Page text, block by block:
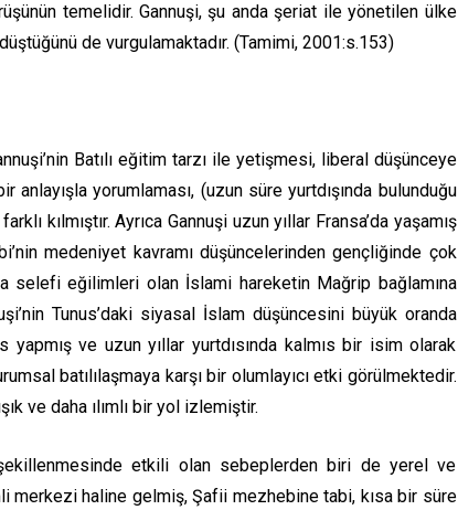
temelidir. Gannuşi, şu anda şeriat ile yönetilen ülke
de vurgulamaktadır. (Tamimi, 2001:s.153)
Batılı eğitim tarzı ile yetişmesi, liberal düşünceye
yorumlaması, (uzun süre yurtdışında bulunduğu
kılmıştır. Ayrıca Gannuşi uzun yıllar Fransa’da yaşamış
medeniyet kavramı düşüncelerinden gençliğinde çok
selefi eğilimleri olan İslami hareketin Mağrip bağlamına
Tunus’daki siyasal İslam düşüncesini büyük oranda
ve uzun yıllar yurtdısında kalmıs bir isim olarak
batılılaşmaya karşı bir olumlayıcı etki görülmektedir.
ve daha ılımlı bir yol izlemiştir.
şekillenmesinde etkili olan sebeplerden biri de yerel ve
merkezi haline gelmiş, Şafii mezhebine tabi, kısa bir süre